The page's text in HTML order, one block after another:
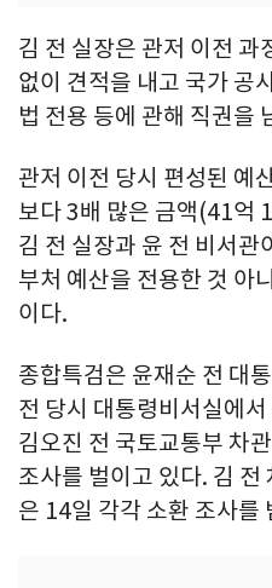
김 전 실장은 관저 이전 과
없이 견적을 내고 국가 공
법 전용 등에 관해 직권을
관저 이전 당시 편성된 예
보다 3배 많은 금액(41억
김 전 실장과 윤 전 비서관
부처 예산을 전용한 것 아
이다.
종합특검은 윤재순 전 대
전 당시 대통령비서실에
김오진 전 국토교통부 차
조사를 벌이고 있다. 김
은 14일 각각 소환 조사를